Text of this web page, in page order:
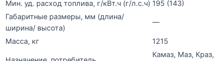
Мин. уд. расход топлива, г/кВт.ч (г/л.с.ч) 195 (143)
Габаритные размеры, мм (длина/
ширина/ высота)
—
Масса, кг 1215
Камаз, Маз, Краз,